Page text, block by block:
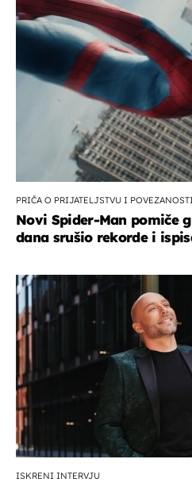
PRIČA O PRIJATELJSTVU I POVEZANOSTI
Novi Spider-Man pomiče
dana srušio rekorde i
ISKRENI INTERVJU